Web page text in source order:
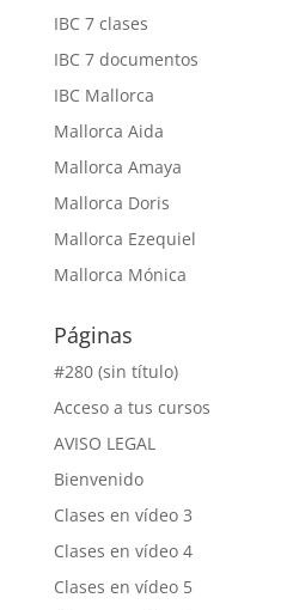
IBC 7 clases
IBC 7 documentos
IBC Mallorca
Mallorca Aida
Mallorca Amaya
Mallorca Doris
Mallorca Ezequiel
Mallorca Mónica
Páginas
#280 (sin título)
Acceso a tus cursos
AVISO LEGAL
Bienvenido
Clases en vídeo 3
Clases en vídeo 4
Clases en vídeo 5